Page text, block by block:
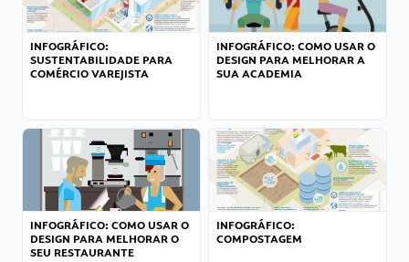
INFOGRÁFICO:
SUSTENTABILIDADE PARA
COMÉRCIO VAREJISTA
INFOGRÁFICO: COMO USAR O
DESIGN PARA MELHORAR A
SUA ACADEMIA
INFOGRÁFICO: COMO USAR O
DESIGN PARA MELHORAR O
SEU RESTAURANTE
INFOGRÁFICO:
COMPOSTAGEM